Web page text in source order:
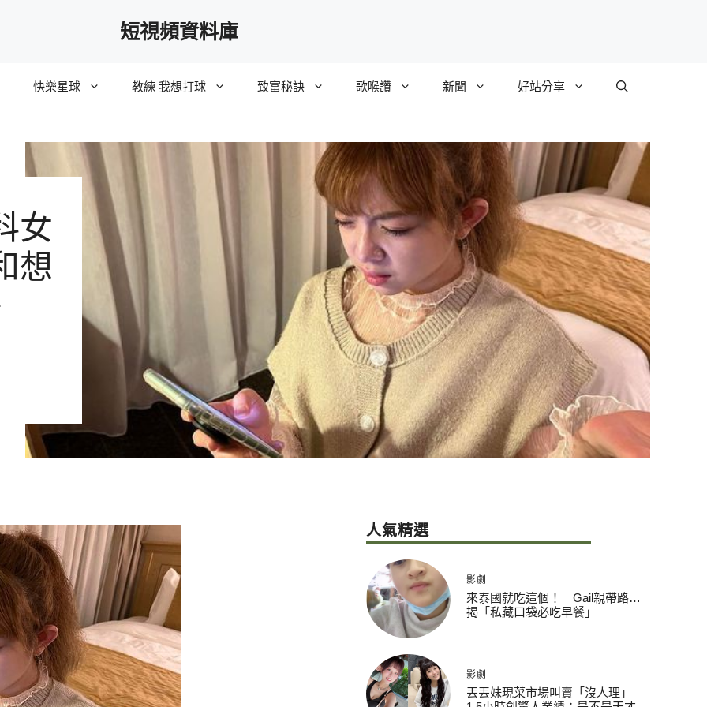
短視頻資料庫
快樂星球 教練 我想打球 致富秘訣 歌喉讚 新聞 好站分享
女
想
人氣精選
影劇
來泰國就吃這個！ Gail親帶路…
揭「私藏口袋必吃早餐」
影劇
丟丟妹現菜市場叫賣「沒人理」